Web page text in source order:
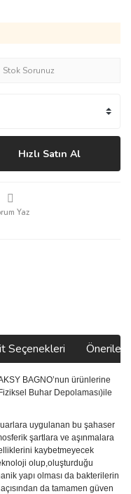
Stok Sorunuz
Hızlı Satın Al
Yaz
Seçenekleri
BAGNO’nun ürünlerine
Buhar Depolaması)ile
uygulanan bu şahaser
şartlara ve aşınmalara
kaybetmeyecek
olup,oluşturduğu
yapı olması da bakterilerin
da tamamen güven